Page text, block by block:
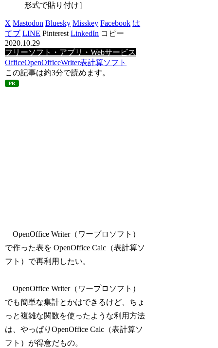
形式で貼り付け］
X Mastodon Bluesky Misskey Facebook は
てブ LINE Pinterest LinkedIn コピー
2020.10.29
フリーソフト・アプリ・Webサービス
OfficeOpenOfficeWriter表計算ソフト
この記事は約3分で読めます。
PR
OpenOffice Writer（ワープロソフト）
で作った表を OpenOffice Calc（表計算ソ
フト）で再利用したい。
OpenOffice Writer（ワープロソフト）
でも簡単な集計とかはできるけど、ちょ
っと複雑な関数を使ったような利用方法
は、やっぱりOpenOffice Calc（表計算ソ
フト）が得意だもの。